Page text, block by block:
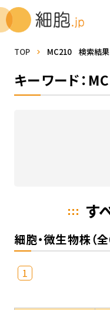
TOP MC210 検索結果
キーワード：
す
細胞・微生物株（全
1